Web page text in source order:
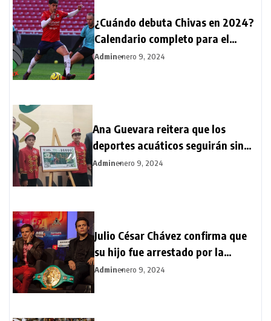
¿Cuándo debuta Chivas en 2024?
Calendario completo para el
rebaño sagrado
Adminenero 9, 2024
Ana Guevara reitera que los
deportes acuáticos seguirán sin
becas: “Hay intereses detrás de la
Federación”
Adminenero 9, 2024
Julio César Chávez confirma que
su hijo fue arrestado por la
posesión ilegal de un rifle
Adminenero 9, 2024